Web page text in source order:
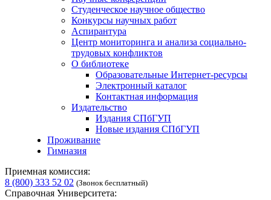
Студенческое научное общество
Конкурсы научных работ
Аспирантура
Центр мониторинга и анализа социально-
трудовых конфликтов
О библиотеке
Образовательные Интернет-ресурсы
Электронный каталог
Контактная информация
Издательство
Издания СПбГУП
Новые издания СПбГУП
Проживание
Гимназия
Приемная комиссия:
8 (800) 333 52 02 (Звонок бесплатный)
Справочная Университета: